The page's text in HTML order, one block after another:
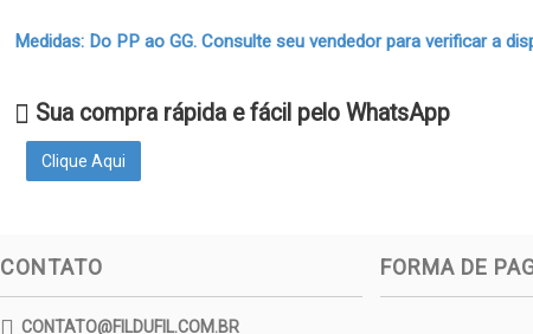
Medidas: Do PP ao GG. Consulte seu vendedor para verificar a
Sua compra rápida e fácil pelo WhatsApp
Clique Aqui
CONTATO
CONTATO@FILDUFIL.COM.BR
FORMA DE